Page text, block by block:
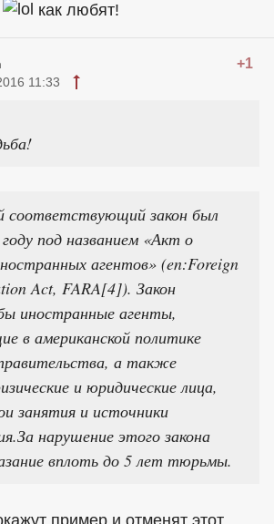
как любят!
+1
11:33
закон был
под названием «Акт о
агентов» (en:Foreign
Act, FARA[4]). Закон
иностранные агенты,
в американской политике
а также
и юридические лица,
занятия и источники
нарушение этого закона
вплоть до 5 лет тюрьмы.